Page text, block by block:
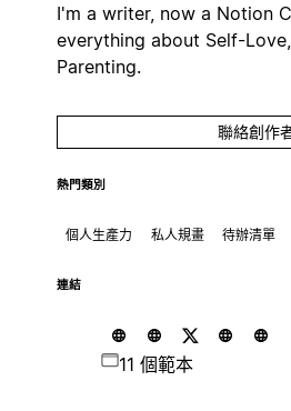
I'm a writer, now a Notion
everything about Self-
Parenting.
聯絡創作
熱門類別
個人生產力 私人規畫 待辦清單
連結
11 個範本